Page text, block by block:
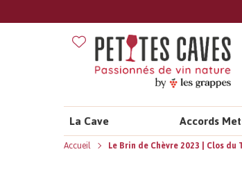
La Cave Accords
Accueil
Le Brin de Chèvre 2023 | Clos du